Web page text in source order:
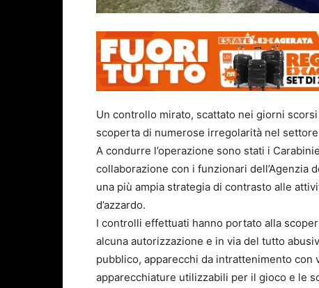
Un controllo mirato, scattato nei giorni
scoperta di numerose irregolarità nel
A condurre l’operazione sono stati i
collaborazione con i funzionari dell’Agenzia
una più ampia strategia di contrasto alle
d’azzardo.
I controlli effettuati hanno portato alla
alcuna autorizzazione e in via del tutto
pubblico, apparecchi da intrattenimento con
apparecchiature utilizzabili per il gioco e le